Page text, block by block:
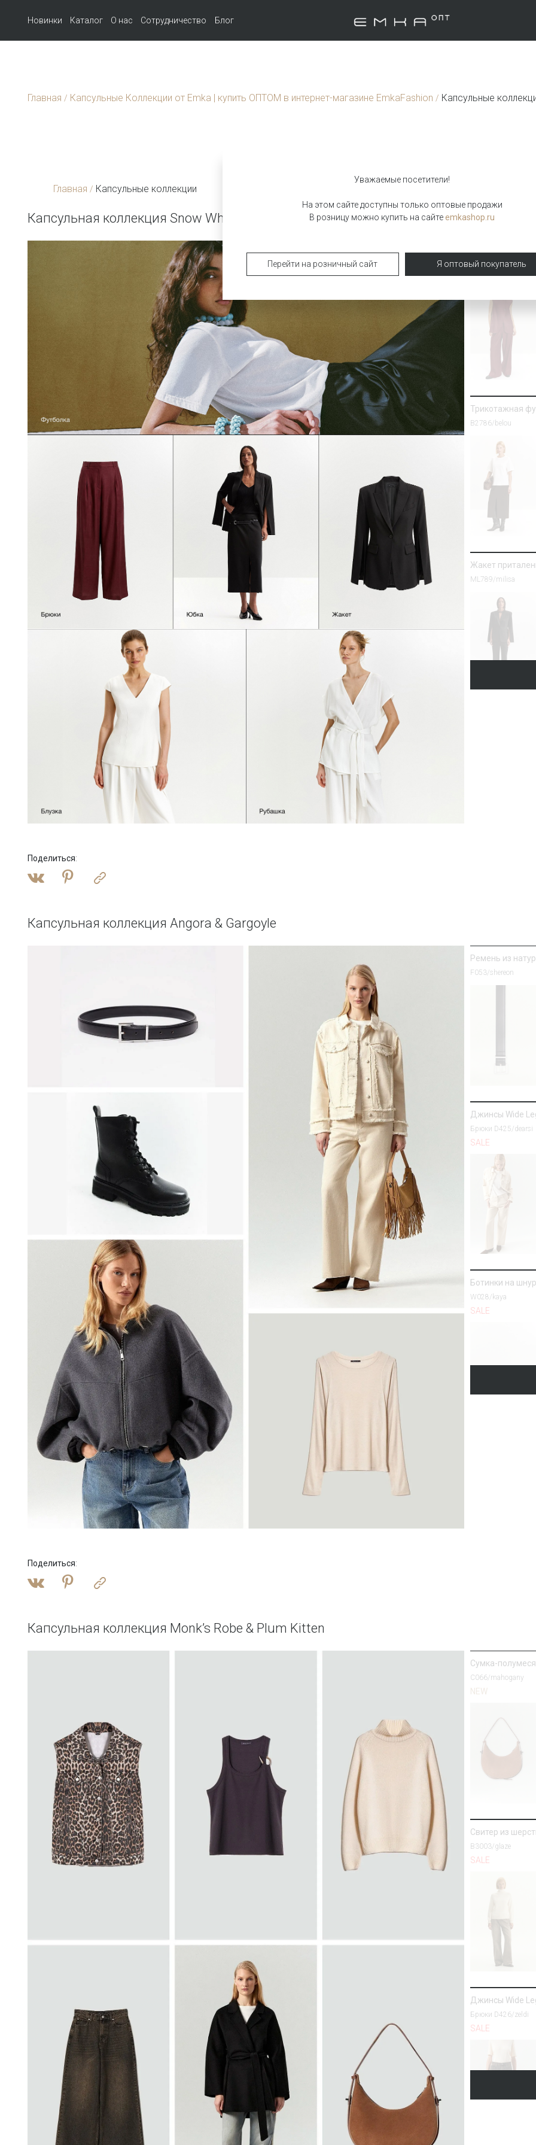
Новинки Каталог О нас Сотрудничество Блог
Главная / Капсульные Коллекции от Emka | купить ОПТОМ в интернет-магазине EmkaFashion / Капсульные
Главная / Капсульные коллекции
Капсульная коллекция Snow White & Raven
Брюки палаццо
Брюки D353/garnet
Уважаемые посетители!
На этом сайте доступны только оптовые продажи
В розницу можно купить на сайтеemkashop.ru
Перейти на розничный сайт Я оптовый покупатель
Трикотажная
B2786/belou
Жакет
ML789/milisa
Поделиться:
Капсульная коллекция Angora & Gargoyle
Ремень из
F053/shereon
Джинсы Wide
Брюки D425/dearsi
SALE
Ботинки на
W028/kaya
SALE
Поделиться:
Капсульная коллекция Monk’s Robe & Plum Kitten
Сумка-
C066/mahogany
NEW
Свитер из
B3003/glaze
SALE
Джинсы Wide
Брюки D426/zeldi
SALE